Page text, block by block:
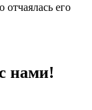
его
нами!